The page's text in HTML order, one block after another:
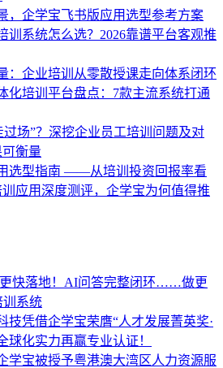
，企学宝飞书版应用选型参考方案
训系统怎么选？2026靠谱平台客观推
：企业培训从零散授课走向体系闭环
化培训平台盘点：7款主流系统打通
过场”？深挖企业员工培训问题及对
衡量
选型指南 ——从培训投资回报率看
应用深度测评，企学宝为何值得推
快落地！AI问答完整闭环……做更
系统
技凭借企学宝荣膺“人才发展菁英奖·
球化实力再赢专业认证！
学宝被授予粤港澳大湾区人力资源服